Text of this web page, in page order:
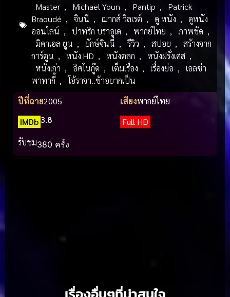
Master , Michaël Youn , Pantip ,
Patrick
Braoudé , จินนี่ , ฌากส์ วิลเรต์ , ดู หนัง ,
ดูหนัง
ออนไลน์ , ปาทริก บราอูเด , พากย์ไทย , ภาพชัด ,
มิคาเอล ยูน , ยักษ์จินนี่ , รีวิว , สปอย ,
สร้างจาก
การ์ตูน , หนัง HD , หนังตลก , หนังฝรั่งเศส ,
หนังเก่า , อิศโนกู๊ด , เต็มเรื่อง , เรื่องย่อ ,
เอลซ่า
พาทากี้ ,
โอ้ราจา..ข้าอยากเป็น
ปีที่ฉาย2005 เสียงพากย์ไทย
IMDb 3.8
Full HD
รับชม380 ครั้ง